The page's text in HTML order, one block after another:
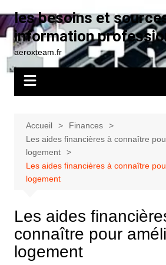
au
contenu
les besoins et
information
aeroxteam.fr
Accueil
Finances
Les aides financières à connaître
logement
Les aides financières à connaître
logement
Les aides
connaître pour
logement